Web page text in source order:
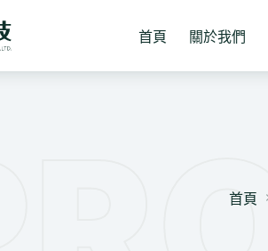
首頁 關於我們
首頁